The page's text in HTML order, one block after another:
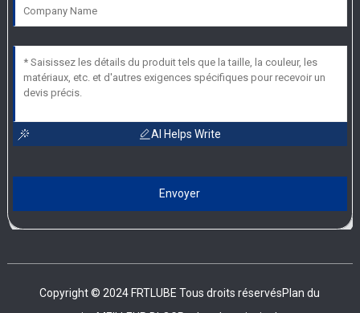
AI Helps Write
Envoyer
Copyright © 2024 FRTLUBE Tous droits réservésPlan du